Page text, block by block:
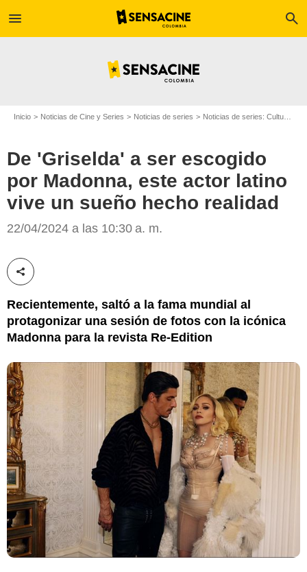
menu search
Inicio Noticias de Cine y Series Noticias de series Noticias de series: Cultura Series
De 'Griselda' a ser escogido
por Madonna, este actor latino
vive un sueño hecho realidad
22/04/2024 a las 10:30 a. m.
Compartir esta noticia
Recientemente, saltó a la fama mundial al
protagonizar una sesión de fotos con la icónica
Madonna para la revista Re-Edition